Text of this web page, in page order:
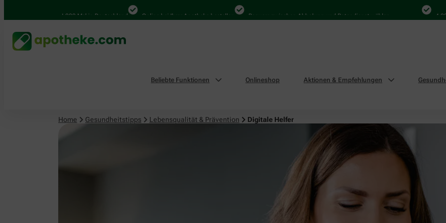
4.000 Mal in Deutschland Online bei Ihrer Apotheke bestellen Bequem zwischen Abholung und Botendienst wählen 4.000
Beliebte Funktionen Onlineshop Aktionen & Empfehlungen
Home Gesundheitstipps Lebensqualität & Prävention Digitale Helfer
Lebensqualität & Prävention